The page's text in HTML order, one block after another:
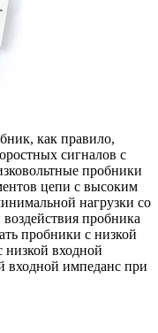
как правило,
сигналов с
пробники
цепи с высоким
нагрузки со
пробника
пробники с низкой
входной
входной импеданс при